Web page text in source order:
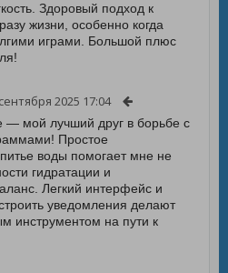
Здоровый подход к
жизни, особенно когда
играми. Большой плюс
2025 17:04
— мой лучший друг в борьбе с
Простое
воды помогает мне не
гидратации и
Легкий интерфейс и
уведомления делают
инструментом на пути к